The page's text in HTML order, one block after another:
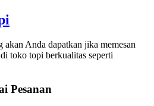
Anda dapatkan jika memesan
toko topi berkualitas seperti
Pesanan